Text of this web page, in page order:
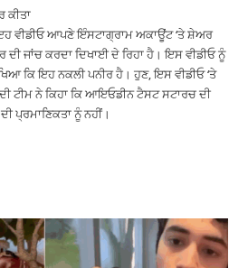
ਕੀਤਾ
ਵੀਡੀਓ ਆਪਣੇ ਇੰਸਟਾਗ੍ਰਾਮ ਅਕਾਊਂਟ ‘ਤੇ ਸ਼ੇਅਰ
ਦੀ ਜਾਂਚ ਕਰਦਾ ਦਿਖਾਈ ਦੇ ਰਿਹਾ ਹੈ। ਇਸ ਵੀਡੀਓ ਨੂੰ
ਕਿ ਇਹ ਨਕਲੀ ਪਨੀਰ ਹੈ। ਹੁਣ, ਇਸ ਵੀਡੀਓ ‘ਤੇ
ਟੀਮ ਨੇ ਕਿਹਾ ਕਿ ਆਇਓਡੀਨ ਟੈਸਟ ਸਟਾਰਚ ਦੀ
ਪ੍ਰਮਾਣਿਕਤਾ ਨੂੰ ਨਹੀਂ।